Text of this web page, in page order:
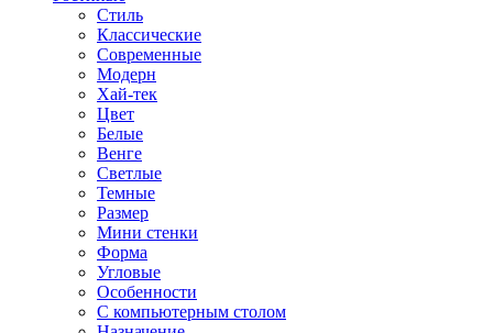
Стиль
Классические
Современные
Модерн
Хай-тек
Цвет
Белые
Венге
Светлые
Темные
Размер
Мини стенки
Форма
Угловые
Особенности
С компьютерным столом